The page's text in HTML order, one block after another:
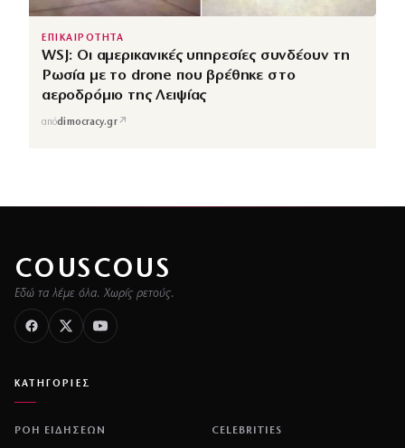
ΕΠΙΚΑΙΡΟΤΗΤΑ
WSJ: Οι αμερικανικές υπηρεσίες συνδέουν τη
Ρωσία με το drone που βρέθηκε στο
αεροδρόμιο της Λειψίας
απόdimocracy.gr↗
COUSCOUS
Εδώ τα λέμε όλα. Χωρίς ρετούς.
ΚΑΤΗΓΟΡΙΕΣ
ΡΟΗ ΕΙΔΗΣΕΩΝ CELEBRITIES